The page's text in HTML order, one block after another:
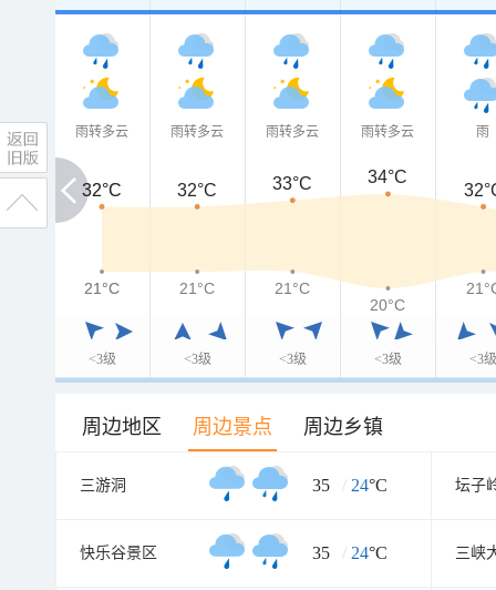
雨转多云
<3级
雨转多云
<3级
雨转多云
<3级
雨转多云
<3级
雨
<3级
32°C
32°C 32°C 33°C 34°C
21°C
21°C 21°C
21°C
20°C
周边地区 周边景点 周边乡镇
三游洞 35 / 24°C 坛子
快乐谷景区 35 / 24°C 三峡